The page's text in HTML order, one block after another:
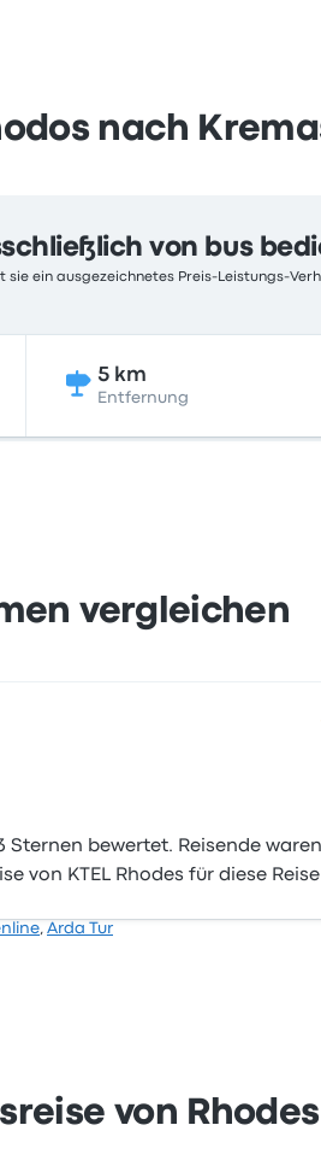
nach
von bus
sie ein ausgezeichnetes Preis-Leistungs-
5 km
Entfernung
vergleichen
bewertet. Reisende
von KTEL Rhodes für diese
, Arda Tur
von